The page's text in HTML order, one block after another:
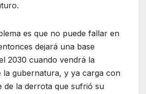
es que no puede fallar en
dejará una base
2030 cuando vendrá la
la gubernatura, y ya carga con
de la derrota que sufrió su